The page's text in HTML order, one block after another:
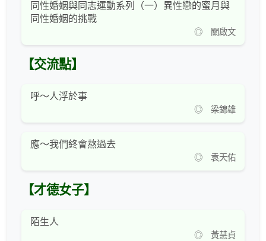
同性婚姻與同志運動系列（一）異性戀的蜜月與
同性婚姻的挑戰
◎ 關啟文
【交流點】
呼～人浮於事
◎ 梁錦雄
應～我們終會熬過去
◎ 袁天佑
【才德女子】
陌生人
◎ 黃慧貞